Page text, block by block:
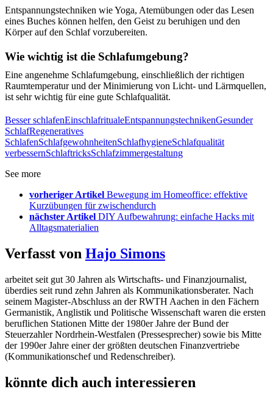
Entspannungstechniken wie Yoga, Atemübungen oder das Lesen
eines Buches können helfen, den Geist zu beruhigen und den
Körper auf den Schlaf vorzubereiten.
Wie wichtig ist die Schlafumgebung?
Eine angenehme Schlafumgebung, einschließlich der richtigen
Raumtemperatur und der Minimierung von Licht- und Lärmquellen,
ist sehr wichtig für eine gute Schlafqualität.
Besser schlafenEinschlafritualeEntspannungstechnikenGesunder
SchlafRegeneratives
SchlafenSchlafgewohnheitenSchlafhygieneSchlafqualität
verbessernSchlaftricksSchlafzimmergestaltung
See more
vorheriger Artikel Bewegung im Homeoffice: effektive
Kurzübungen für zwischendurch
nächster Artikel DIY Aufbewahrung: einfache Hacks mit
Alltagsmaterialien
Verfasst von Hajo Simons
arbeitet seit gut 30 Jahren als Wirtschafts- und Finanzjournalist,
überdies seit rund zehn Jahren als Kommunikationsberater. Nach
seinem Magister-Abschluss an der RWTH Aachen in den Fächern
Germanistik, Anglistik und Politische Wissenschaft waren die ersten
beruflichen Stationen Mitte der 1980er Jahre der Bund der
Steuerzahler Nordrhein-Westfalen (Pressesprecher) sowie bis Mitte
der 1990er Jahre einer der größten deutschen Finanzvertriebe
(Kommunikationschef und Redenschreiber).
könnte dich auch interessieren